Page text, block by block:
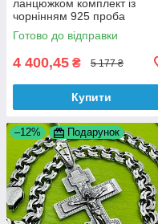
ланцюжком комплект із
чорнінням 925 проба
Готово до відправки
4 400,45 ₴ 5 177 ₴
Купити
–12% Подарунок